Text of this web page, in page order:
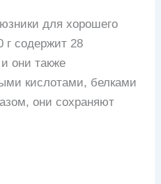
для хорошего
г содержит 28
они также
кислотами, белками
они сохраняют